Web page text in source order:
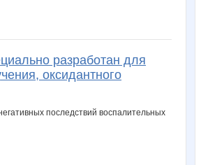
разработан для
оксидантного